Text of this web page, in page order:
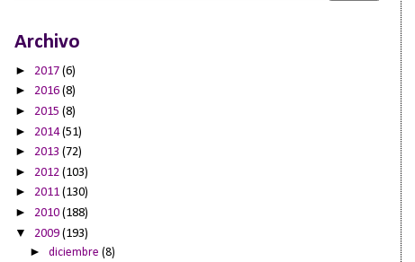
Archivo
► 2017 (6)
► 2016 (8)
► 2015 (8)
► 2014(51)
► 2013 (72)
► 2012 (103)
► 2011 (130)
► 2010 (188)
▼ 2009 (193)
►diciembre(8)